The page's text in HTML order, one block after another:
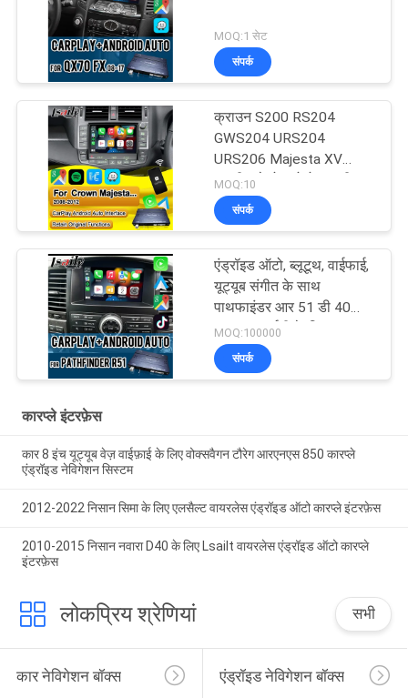
MOQ:1 सेट
संपर्क
क्राउन S200 RS204
GWS204 URS204
URS206 Majesta XV
एथलीट सेलोन टोयोटा एकीकृत
एंड्रॉइड ऑटो के लिए वायरलेस
एप्पल कारप्ले बॉक्स
MOQ:10
संपर्क
एंड्रॉइड ऑटो, ब्लूटूथ, वाईफाई,
यूट्यूब संगीत के साथ
पाथफाइंडर आर 51 डी 40
नवरा 08आईटी के लिए
वायरलेस एप्पल कारप्ले इंटरफ़ेस
MOQ:100000
संपर्क
कारप्ले इंटरफ़ेस
कार 8 इंच यूट्यूब वेज़ वाईफ़ाई के लिए वोक्सवैगन टौरेग आरएनएस 850 कारप्ले
एंड्रॉइड नेविगेशन सिस्टम
2012-2022 निसान सिमा के लिए एलसैल्ट वायरलेस एंड्रॉइड ऑटो कारप्ले इंटरफ़ेस
2010-2015 निसान नवारा D40 के लिए Lsailt वायरलेस एंड्रॉइड ऑटो कारप्ले
इंटरफ़ेस
लोकप्रिय श्रेणियां सभी
कार नेविगेशन बॉक्स एंड्रॉइड नेविगेशन बॉक्स